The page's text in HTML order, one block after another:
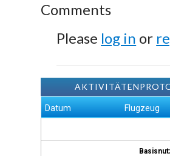
Comments
Please log in or
Datum Flugzeug